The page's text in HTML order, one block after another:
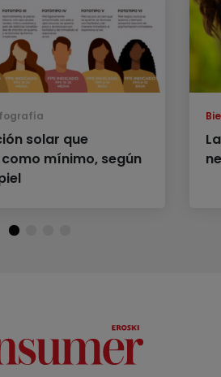
solar que
mínimo, según